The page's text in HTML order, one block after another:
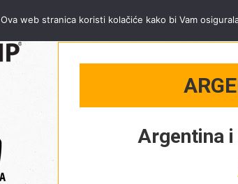
Argentina i
Ova web stranica koristi kolačiće kako bi Vam